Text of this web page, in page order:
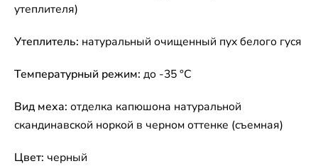
утеплителя)
Утеплитель: натуральный очищенный пух белого гуся
Температурный режим: до -35 °C
Вид меха: отделка капюшона натуральной
скандинавской норкой в черном оттенке (съемная)
Цвет: черный